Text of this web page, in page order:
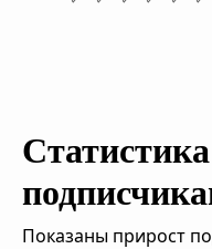
Показаны прирост